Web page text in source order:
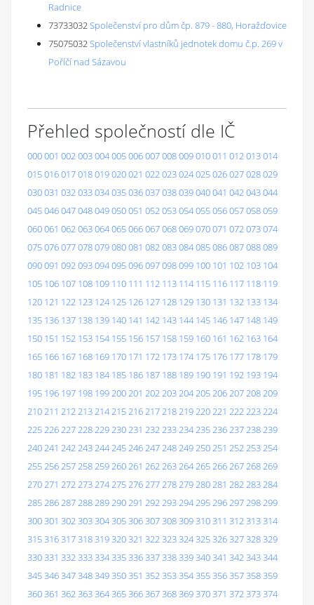
Radnice
73733032Společenství pro dům čp. 879 - 880, Horažďovice
75075032Společenství vlastníků jednotek domu č.p. 269 v
Poříčí nad Sázavou
Přehled společností dle IČ
000001 002003004005006007008009010011 012013014
015016017018019020021 022023024025026027028029
030031 032033034035036037038039040041 042043044
045046047048049050051 052053054055056057058059
060061 062063064065066067068069070071 072073074
075076077078079080081 082083084085086087088089
090091 092093094095096097098099 100 101 102 103 104
105 106 107 108 109 110 111 112 113 114 115 116 117 118 119
120 121 122 123 124 125 126 127 128 129 130 131 132 133 134
135 136 137 138 139 140 141 142 143 144 145 146 147 148 149
150 151 152 153 154 155 156 157 158 159 160 161 162 163 164
165 166 167 168 169 170 171 172 173 174 175 176 177 178 179
180 181 182 183 184 185 186 187 188 189 190 191 192 193 194
195 196 197 198 199200201 202203204205206207208209
210211 212213214215216217218219220221 222223224
225226227228229230231 232233234235236237238239
240241 242243244245246247248249250251 252253254
255256257258259260261 262263264265266267268269
270271 272273274275276277278279280281 282283284
285286287288289290291 292293294295296297298299
300301 302303304305306307308309310311 312313314
315316317318319320321 322323324325326327328329
330331 332333334335336337338339340341 342343344
345346347348349350351 352353354355356357358359
360361 362363364365366367368369370371 372373374